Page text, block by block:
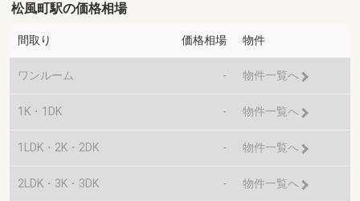
松風町駅の価格相場
間取り 価格相場 物件
ワンルーム - 物件一覧へ
1K・1DK - 物件一覧へ
1LDK・2K・2DK - 物件一覧へ
2LDK・3K・3DK - 物件一覧へ